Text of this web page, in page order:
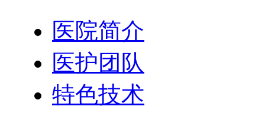
医院简介
医护团队
特色技术